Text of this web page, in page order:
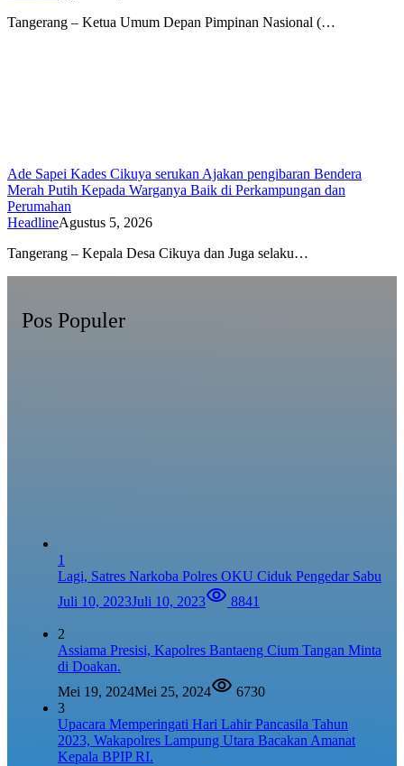
Tangerang – Ketua Umum Depan Pimpinan Nasional (…
Ade Sapei Kades Cikuya serukan Ajakan pengibaran Bendera
Merah Putih Kepada Warganya Baik di Perkampungan dan
Perumahan
HeadlineAgustus 5, 2026
Tangerang – Kepala Desa Cikuya dan Juga selaku…
Pos Populer
1
Lagi, Satres Narkoba Polres OKU Ciduk Pengedar Sabu
Juli 10, 2023Juli 10, 2023 8841
2
Assiama Presisi, Kapolres Bantaeng Cium Tangan Minta
di Doakan.
Mei 19, 2024Mei 25, 2024
6730
3
Upacara Memperingati Hari Lahir Pancasila Tahun
2023, Wakapolres Lampung Utara Bacakan Amanat
Kepala BPIP RI.